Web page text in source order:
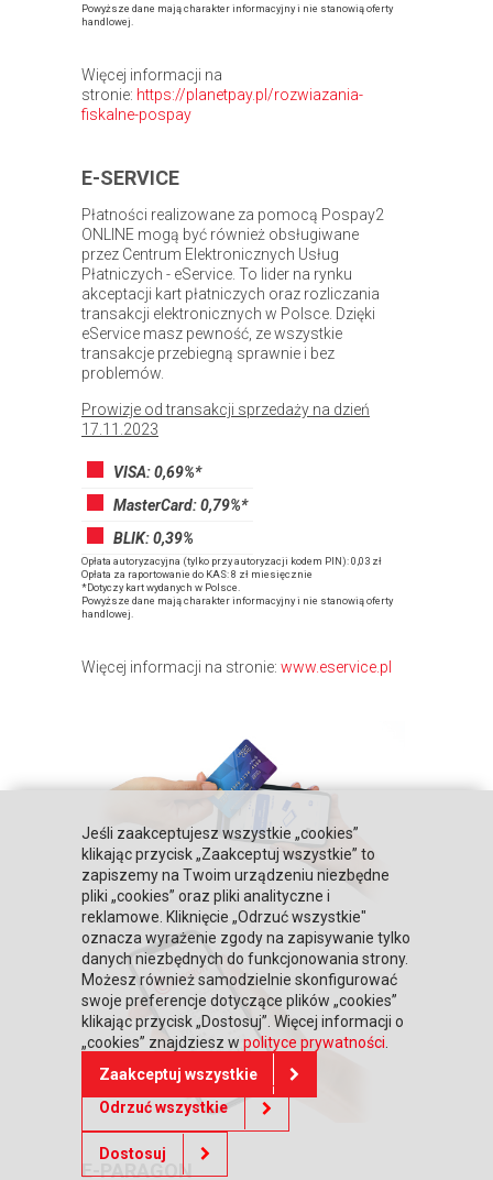
Powyższe dane mają charakter informacyjny i nie stanowią oferty
handlowej.
Więcej informacji na
stronie: https://planetpay.pl/rozwiazania-
fiskalne-pospay
E-SERVICE
Płatności realizowane za pomocą Pospay2
ONLINE mogą być również obsługiwane
przez Centrum Elektronicznych Usług
Płatniczych - eService. To lider na rynku
akceptacji kart płatniczych oraz rozliczania
transakcji elektronicznych w Polsce. Dzięki
eService masz pewność, ze wszystkie
transakcje przebiegną sprawnie i bez
problemów.
Prowizje od transakcji sprzedaży na dzień
17.11.2023
VISA: 0,69%*
MasterCard: 0,79%*
BLIK: 0,39%
Opłata autoryzacyjna (tylko przy autoryzacji kodem PIN): 0,03 zł
Opłata za raportowanie do KAS: 8 zł miesięcznie
*Dotyczy kart wydanych w Polsce.
Powyższe dane mają charakter informacyjny i nie stanowią oferty
handlowej.
Więcej informacji na stronie: www.eservice.pl
E-PARAGON
Jeśli zaakceptujesz wszystkie „cookies”
klikając przycisk „Zaakceptuj wszystkie” to
zapiszemy na Twoim urządzeniu niezbędne
pliki „cookies” oraz pliki analityczne i
reklamowe. Kliknięcie „Odrzuć wszystkie"
oznacza wyrażenie zgody na zapisywanie tylko
danych niezbędnych do funkcjonowania strony.
Możesz również samodzielnie skonfigurować
swoje preferencje dotyczące plików „cookies”
klikając przycisk „Dostosuj”. Więcej informacji o
„cookies” znajdziesz w polityce prywatności
Zaakceptuj wszystkie
Odrzuć wszystkie
Dostosuj